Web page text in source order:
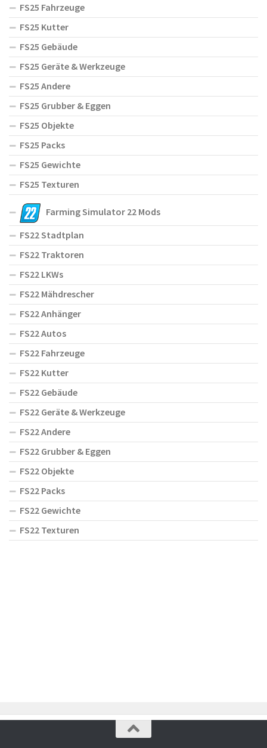
FS25 Fahrzeuge
FS25 Kutter
FS25 Gebäude
FS25 Geräte & Werkzeuge
FS25 Andere
FS25 Grubber & Eggen
FS25 Objekte
FS25 Packs
FS25 Gewichte
FS25 Texturen
Farming Simulator 22 Mods
FS22 Stadtplan
FS22 Traktoren
FS22 LKWs
FS22 Mähdrescher
FS22 Anhänger
FS22 Autos
FS22 Fahrzeuge
FS22 Kutter
FS22 Gebäude
FS22 Geräte & Werkzeuge
FS22 Andere
FS22 Grubber & Eggen
FS22 Objekte
FS22 Packs
FS22 Gewichte
FS22 Texturen